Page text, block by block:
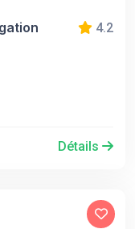
4.2
Détails